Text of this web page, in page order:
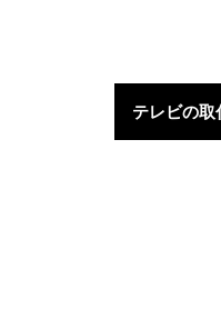
テレビの取